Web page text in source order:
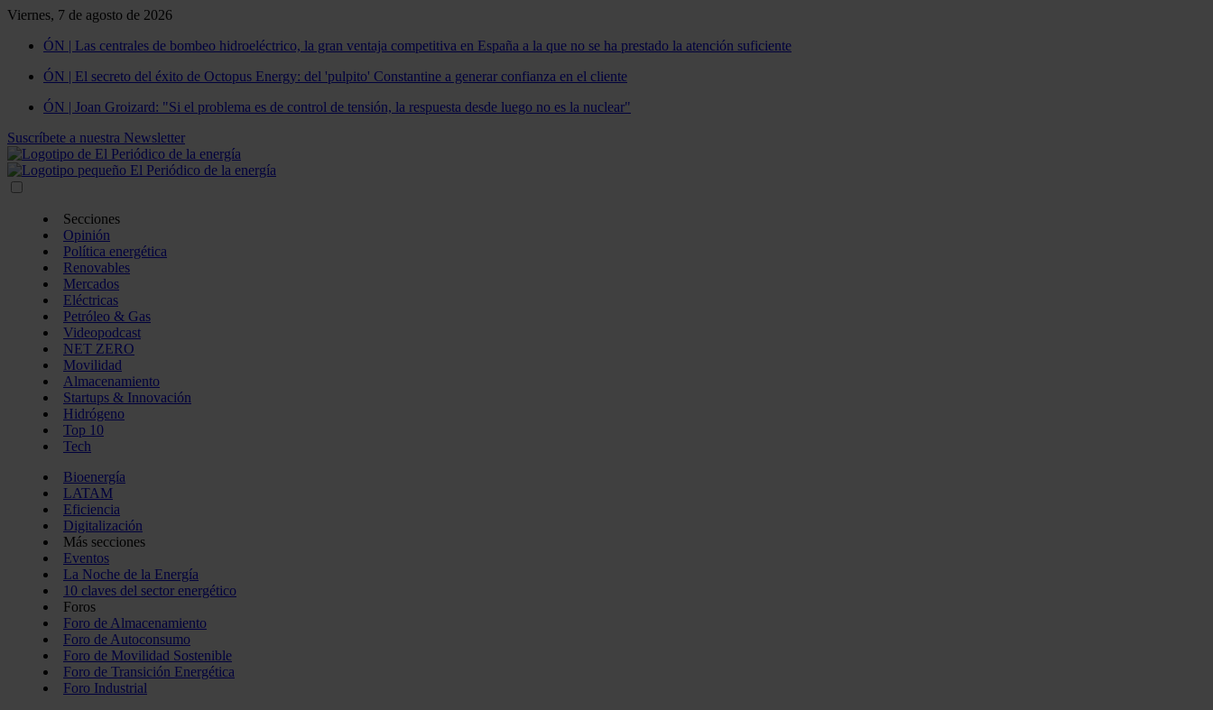
Viernes, 7 de agosto de 2026
ÓN | Las centrales de bombeo hidroeléctrico, la gran ventaja competitiva en España a la que no se ha prestado la atención suficiente
ÓN | El secreto del éxito de Octopus Energy: del 'pulpito' Constantine a generar confianza en el cliente
ÓN | Joan Groizard: "Si el problema es de control de tensión, la respuesta desde luego no es la nuclear"
Suscríbete a nuestra Newsletter
Secciones
Opinión
Política energética
Renovables
Mercados
Eléctricas
Petróleo & Gas
Videopodcast
NET ZERO
Movilidad
Almacenamiento
Startups & Innovación
Hidrógeno
Top 10
Tech
Bioenergía
LATAM
Eficiencia
Digitalización
Más secciones
Eventos
La Noche de la Energía
10 claves del sector energético
Foros
Foro de Almacenamiento
Foro de Autoconsumo
Foro de Movilidad Sostenible
Foro de Transición Energética
Foro Industrial